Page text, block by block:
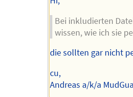
Bei inkludierten
wissen, wie ich sie
die sollten gar nicht
cu,
Andreas a/k/a